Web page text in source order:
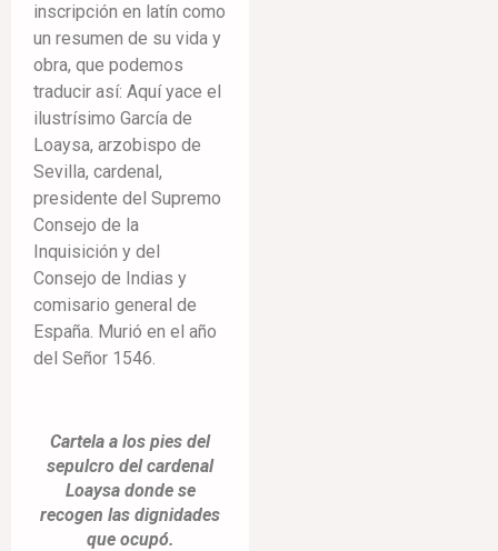
inscripción en latín como
un resumen de su vida y
obra, que podemos
traducir así: Aquí yace el
ilustrísimo García de
Loaysa, arzobispo de
Sevilla, cardenal,
presidente del Supremo
Consejo de la
Inquisición y del
Consejo de Indias y
comisario general de
España. Murió en el año
del Señor 1546.
Cartela a los pies del
sepulcro del cardenal
Loaysa donde se
recogen las dignidades
que ocupó.